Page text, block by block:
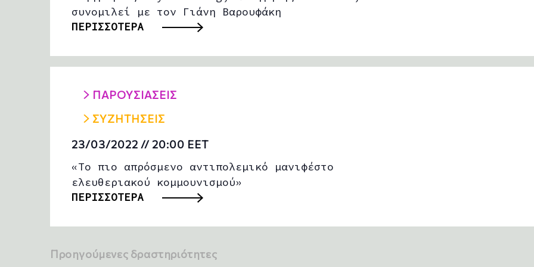
συνομιλεί με τον Γιάνη Βαρουφάκη
ΠΕΡΙΣΣΟΤΕΡΑ
ΠΑΡΟΥΣΙΑΣΕΙΣ
ΣΥΖΗΤΗΣΕΙΣ
23/03/2022 // 20:00 EET
«Το πιο απρόσμενο αντιπολεμικό μανιφέστο
ελευθεριακού κομμουνισμού»
ΠΕΡΙΣΣΟΤΕΡΑ
Προηγούμενες δραστηριότητες